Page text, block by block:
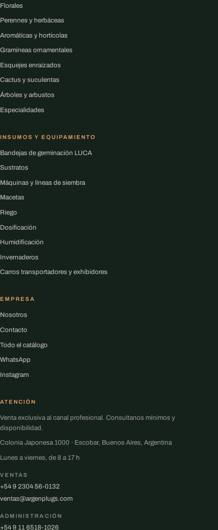
Florales
Perennes y herbáceas
Aromáticas y hortícolas
Gramíneas ornamentales
Esquejes enraizados
Cactus y suculentas
Árboles y arbustos
Especialidades
INSUMOS Y EQUIPAMIENTO
Bandejas de germinación LUCA
Sustratos
Máquinas y líneas de siembra
Macetas
Riego
Dosificación
Humidificación
Invernaderos
Carros transportadores y exhibidores
EMPRESA
Nosotros
Contacto
Todo el catálogo
WhatsApp
Instagram
ATENCIÓN
Venta exclusiva al canal profesional. Consultanos mínimos y
disponibilidad.
Colonia Japonesa 1000 · Escobar, Buenos Aires, Argentina
Lunes a viernes, de 8 a 17 h
VENTAS
+54 9 2304 56-0132
ventas@argenplugs.com
ADMINISTRACIÓN
+54 9 11 6518-1026